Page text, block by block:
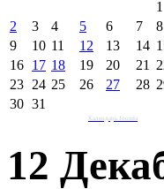
1
2
3 4 5 6 7
8
9
10 11 12 13 14
16 17 18 19 20 21
23 24 25 26 27 28
30 31
Календарь Joomla
12